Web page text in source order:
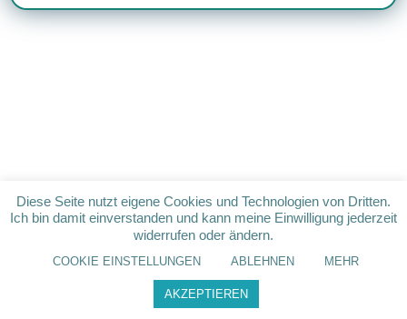
Diese Seite nutzt eigene Cookies und Technologien von Dritten.
Ich bin damit einverstanden und kann meine Einwilligung jederzeit
widerrufen oder ändern.
COOKIE EINSTELLUNGEN ABLEHNEN MEHR
AKZEPTIEREN